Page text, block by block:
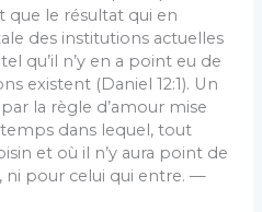
que le résultat qui en
des institutions actuelles
qu’il n’y en a point eu de
existent (Daniel 12:1). Un
la règle d’amour mise
dans lequel, tout
et où il n’y aura point de
ni pour celui qui entre. —